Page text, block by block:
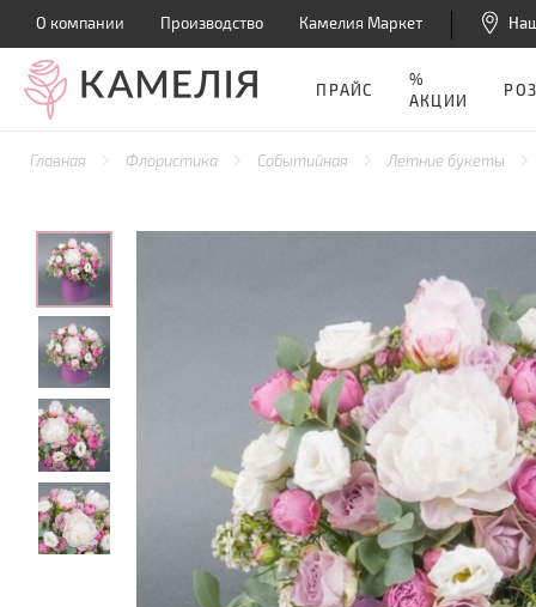
О компании Производство Камелия Маркет
ПРАЙС
%
АКЦИИ
Главная Флористика Событийная Летние букеты